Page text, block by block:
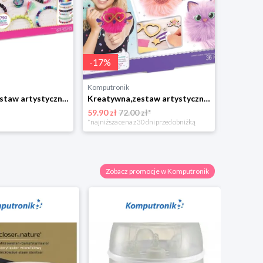
Kreatywna,zestaw artystyczny,zestaw do odgrywania ról Make it Real Mega Jewelry Studio zestaw do tworzenia bransoletek Make It Real
-17%
Komputronik
Kreatywna,zestaw artystyczny,zestaw do odgrywania ról Make it Real Puszysty Przyjaciel Zestaw Do Tworzenia Breloczków Make It Real
59.90 zł72.00 zł*
*najniższa cena z 30 dni przed obniżką
Zobacz promocje w Komputronik